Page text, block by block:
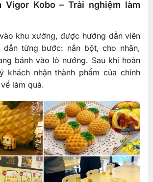
Vigor Kobo – Trải nghiệm làm
khu xưởng, được hướng dẫn viên
dẫn từng bước: nắn bột, cho nhân,
bánh vào lò nướng. Sau khi hoàn
khách nhận thành phẩm của chính
làm quà.